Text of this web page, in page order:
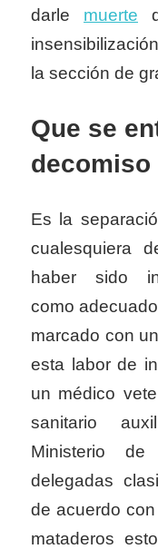
darle muerte
la sección de
Que se
decomiso
Es la
cualesquiera
haber sido
como
marcado con
esta labor de
un médico
sanitario
Ministerio
delegadas
de acuerdo
mataderos